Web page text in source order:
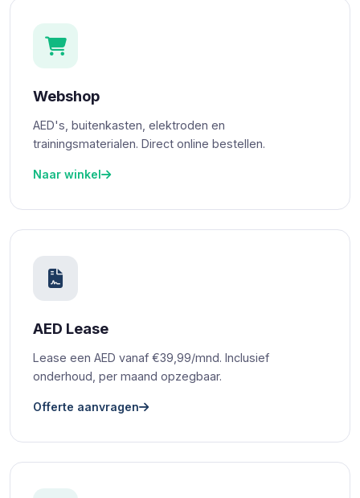
Webshop
AED's, buitenkasten, elektroden en
trainingsmaterialen. Direct online bestellen.
Naar winkel
AED Lease
Lease een AED vanaf €39,99/mnd. Inclusief
onderhoud, per maand opzegbaar.
Offerte aanvragen